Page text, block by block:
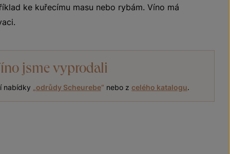
ke kuřecímu masu nebo rybám. Víno má
jsme vyprodali
nabídky odrůdy Scheurebe“ nebo z celého katalogu.